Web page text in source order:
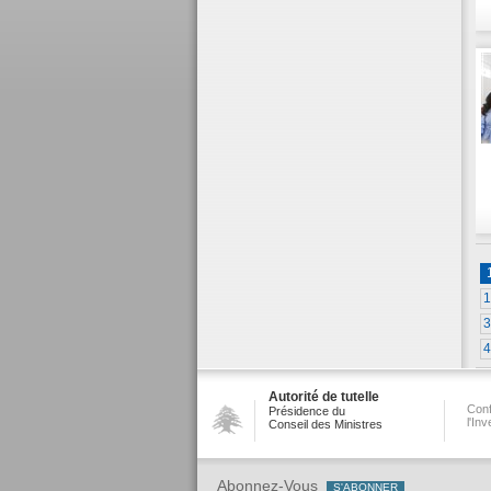
Autorité de tutelle
Présidence du
Conseil des Ministres
Abonnez-Vous